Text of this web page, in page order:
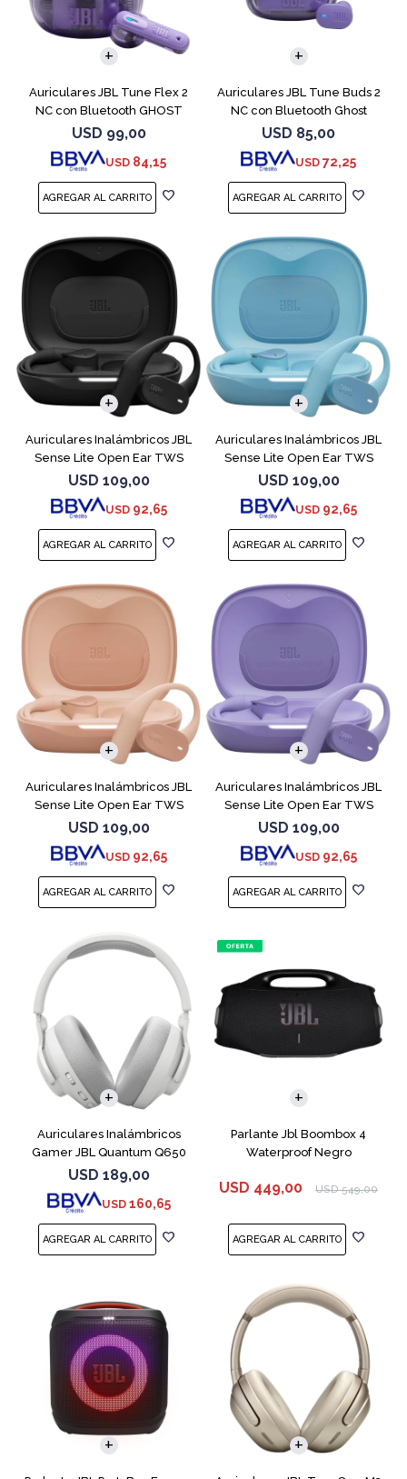
Auriculares JBL Tune Flex 2
NC con Bluetooth GHOST
EDITION
USD 99,00
USD 84,15
Auriculares JBL Tune Buds 2
NC con Bluetooth Ghost
USD 85,00
USD 72,25
Auriculares Inalámbricos JBL
Sense Lite Open Ear TWS
Negro
USD 109,00
USD 92,65
Auriculares Inalámbricos JBL
Sense Lite Open Ear TWS
Azul
USD 109,00
USD 92,65
Auriculares Inalámbricos JBL
Sense Lite Open Ear TWS
Beige
USD 109,00
USD 92,65
Auriculares Inalámbricos JBL
Sense Lite Open Ear TWS
Purple
USD 109,00
USD 92,65
Auriculares Inalámbricos
Gamer JBL Quantum Q650
Blanco
USD 189,00
USD 160,65
Parlante Jbl Boombox 4
Waterproof Negro
USD 449,00 USD 549,00